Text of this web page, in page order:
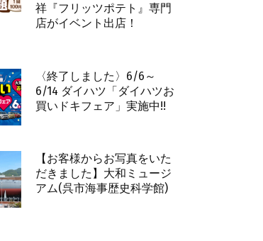
祥『フリッツポテト』専門
店がイベント出店！
〈終了しました〉6/6～
6/14 ダイハツ「ダイハツお
買いドキフェア」実施中!!
【お客様からお写真をいた
だきました】大和ミュージ
アム(呉市海事歴史科学館)